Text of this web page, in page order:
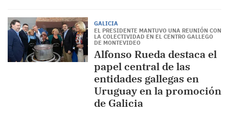
GALICIA
EL PRESIDENTE MANTUVO UNA REUNIÓN CON
LA COLECTIVIDAD EN EL CENTRO GALLEGO
DE MONTEVIDEO
Alfonso Rueda destaca el
papel central de las
entidades gallegas en
Uruguay en la promoción
de Galicia